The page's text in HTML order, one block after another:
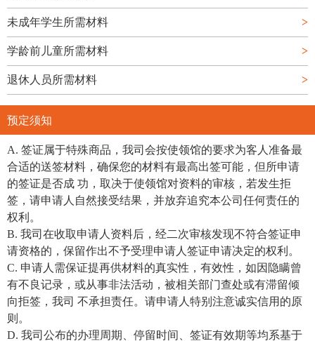
未成年学生所需材料 >
学龄前儿童所需材料 >
退休人员所需材料 >
预定须知
A. 签证属于特殊商品，我司会按使领馆的要求为客人准备最
合适的送签材料，确保您的材料有最高出签可能，但所申请
的签证是否成 功，取决于使领馆对资料的审核，若发生拒
签，请申请人自然接受结果，并放弃追究本公司任何责任的
权利。
B. 我司在收取申请人资料后，经二次审核发现不符合签证申
请资格的，保留作出不予受理申请人签证申请决定的权利。
C. 申请人需保证提再供材料的真实性，有效性，如因隐瞒曾
有不良记录，或从事非法活动，被相关部门查处或有滞留倾
向拒签，我司 不承担责任。请申请人特别注意诚实信用的原
则。
D. 我司公布的办理周期、停留时间、签证有效期等均系基于